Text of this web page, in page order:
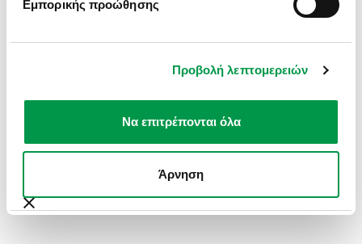
Εμπορικής προώθησης
Προβολή λεπτομερειών
Να επιτρέπονται όλα
Άρνηση